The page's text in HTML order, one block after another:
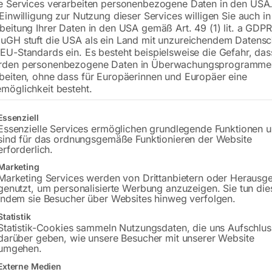
4 Zylinder Dieselmotor,
€18.132,00
inkl. MwSt. Kostenloser Versand
Versandkosten Standard (Österreich):
Bitte beachten Sie: Die Versandkosten
In den
Sie haben
Gerne
Services verarbeiten personenbezogene Daten in den
zur Nutzung dieser Services willigen Sie auch
Ihrer Daten in den USA gemäß Art. 49 (1) lit. a
stuft die USA als ein Land mit unzureichendem
Standards ein. Es besteht beispielsweise die Gefahr,
personenbezogene Daten in
ohne dass für Europäerinnen und Europäer eine
besteht.
eine Liste der Service-Gruppen, für die eine Einwilligung erteilt
Services ermöglichen grundlegende Funktionen
für das ordnungsgemäße Funktionieren der Website
Services werden von Drittanbietern oder
um personalisierte Werbung anzuzeigen. Sie tun
sie Besucher über Websites hinweg verfolgen.
Cookies sammeln Nutzungsdaten, die uns
geben, wie unsere Besucher mit unserer Website
Medien